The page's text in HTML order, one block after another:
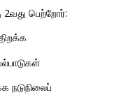
பெற்றோர்:
நடுநிலைப்